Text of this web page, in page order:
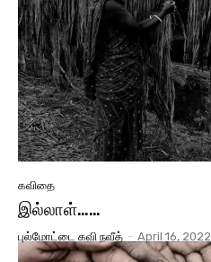
கவிதை
இல்லாள்……
புல்மோட்டை கவி நவீத் - April 16, 2022